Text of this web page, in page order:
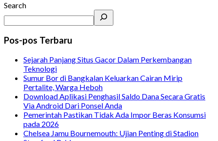
Search
Pos-pos Terbaru
Sejarah Panjang Situs Gacor Dalam Perkembangan
Teknologi
Sumur Bor di Bangkalan Keluarkan Cairan Mirip
Pertalite, Warga Heboh
Download Aplikasi Penghasil Saldo Dana Secara Gratis
Via Android Dari Ponsel Anda
Pemerintah Pastikan Tidak Ada Impor Beras Konsumsi
pada 2026
Chelsea Jamu Bournemouth: Ujian Penting di Stadion